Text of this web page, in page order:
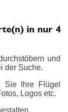
in nur 4
und
der Suche.
Sie Ihre Flügel
Logos etc.